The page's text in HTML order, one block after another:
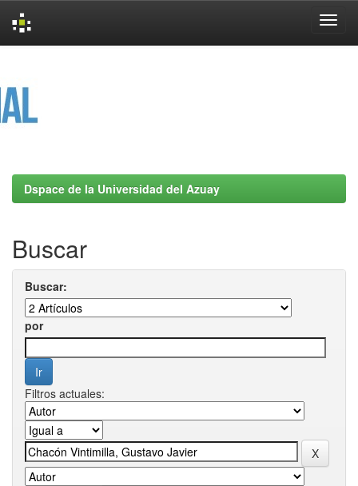
Dspace de la Universidad del Azuay
Buscar
Buscar:
por
Filtros actuales: